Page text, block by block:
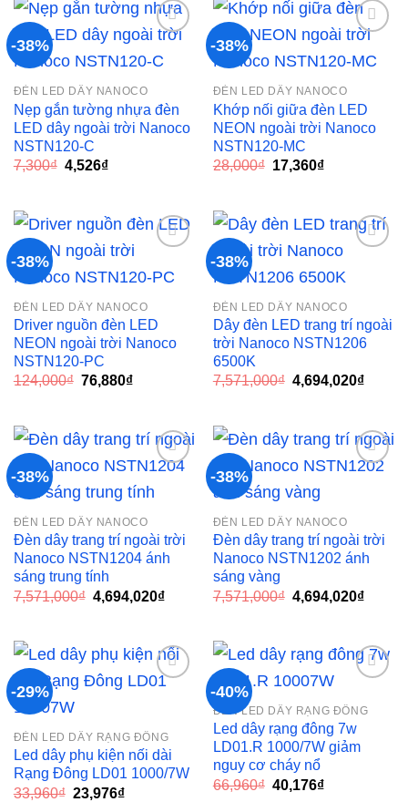
2,604₫. 8,990₫.
-38%
wishlist
ĐÈN LED DÂY NANOCO
Nẹp gắn tường nhựa đèn
LED dây ngoài trời Nanoco
NSTN120-C
7,300₫ Giá
4,526₫Giá
4,526₫.
-38%
wishlist
ĐÈN LED DÂY NANOCO
Khớp nối giữa đèn LED
NEON ngoài trời Nanoco
NSTN120-MC
28,000₫ Giá
17,360₫Giá
17,360₫.
-38%
wishlist
ĐÈN LED DÂY NANOCO
Driver nguồn đèn LED
NEON ngoài trời Nanoco
NSTN120-PC
124,000₫ Giá
76,880₫Giá
76,880₫.
-38%
wishlist
ĐÈN LED DÂY NANOCO
Dây đèn LED trang trí ngoài
trời Nanoco NSTN1206
6500K
7,571,000₫ Giá
4,694,020₫Giá
-38%
wishlist
ĐÈN LED DÂY NANOCO
Đèn dây trang trí ngoài trời
Nanoco NSTN1204 ánh
sáng trung tính
7,571,000₫ Giá
4,694,020₫Giá
4,694,020₫.
-38%
wishlist
ĐÈN LED DÂY NANOCO
Đèn dây trang trí ngoài trời
Nanoco NSTN1202 ánh
sáng vàng
7,571,000₫ Giá
4,694,020₫Giá
-29%
wishlist
ĐÈN LED DÂY RẠNG ĐÔNG
Led dây phụ kiện nối dài
Rạng Đông LD01 1000/7W
33,960₫ Giá
23,976₫Giá
-40%
Add to
wishlist
ĐÈN LED DÂY RẠNG ĐÔNG
Led dây rạng đông 7w
LD01.R 1000/7W giảm
nguy cơ cháy nổ
66,960₫ Giá
40,176₫Giá